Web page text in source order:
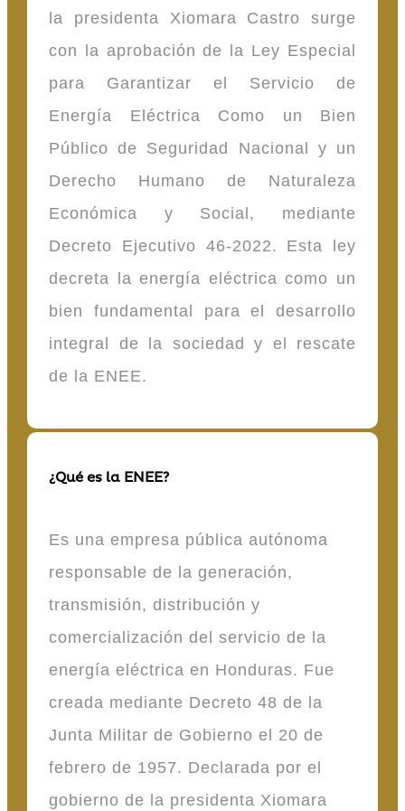
la presidenta Xiomara Castro surge
con la aprobación de la Ley Especial
para Garantizar el Servicio de
Energía Eléctrica Como un Bien
Público de Seguridad Nacional y un
Derecho Humano de Naturaleza
Económica y Social, mediante
Decreto Ejecutivo 46-2022. Esta ley
decreta la energía eléctrica como un
bien fundamental para el desarrollo
integral de la sociedad y el rescate
de la ENEE.
¿Qué es la ENEE?
Es una empresa pública autónoma
responsable de la generación,
transmisión, distribución y
comercialización del servicio de la
energía eléctrica en Honduras. Fue
creada mediante Decreto 48 de la
Junta Militar de Gobierno el 20 de
febrero de 1957. Declarada por el
gobierno de la presidenta Xiomara